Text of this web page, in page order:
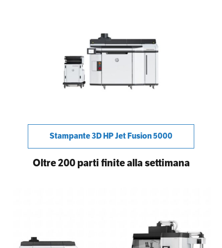
Stampante 3D HP Jet Fusion 5000
Oltre 200 parti finite alla settimana